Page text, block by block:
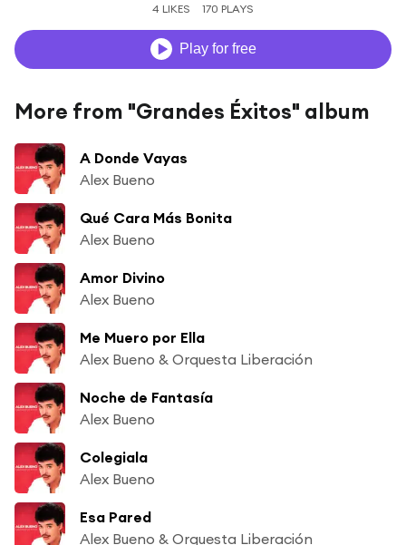
4 LIKES 170 PLAYS
Play for free
More from "Grandes Éxitos" album
A Donde Vayas
Alex Bueno
Qué Cara Más Bonita
Alex Bueno
Amor Divino
Alex Bueno
Me Muero por Ella
Alex Bueno & Orquesta Liberación
Noche de Fantasía
Alex Bueno
Colegiala
Alex Bueno
Esa Pared
Alex Bueno & Orquesta Liberación